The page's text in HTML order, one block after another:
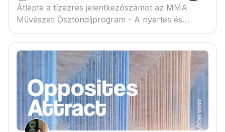
Átlépte a tízezres jelentkezőszámot az MMA
Művészeti Ösztöndíjprogram - A nyertes és
tartaléklistás pályázók névsora megtekinthető a
csatolmányban